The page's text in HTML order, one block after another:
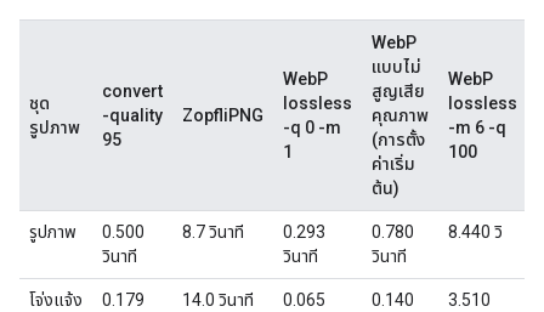
ชุด
รูปภาพ
convert
-quality
95
ZopfliPNG
WebP
lossless
-q 0 -m
1
WebP
แบบไม่
สูญเสีย
คุณภาพ
(การตั้ง
ค่าเริ่ม
ต้น)
WebP
lossless
-m 6 -q
100
รูปภาพ
0.500
วินาที
8.7 วินาที
0.293
วินาที
0.780
วินาที
8.440 วิ
โจ่งแจ้ง
0.179
14.0 วินาที
0.065
0.140
3.510